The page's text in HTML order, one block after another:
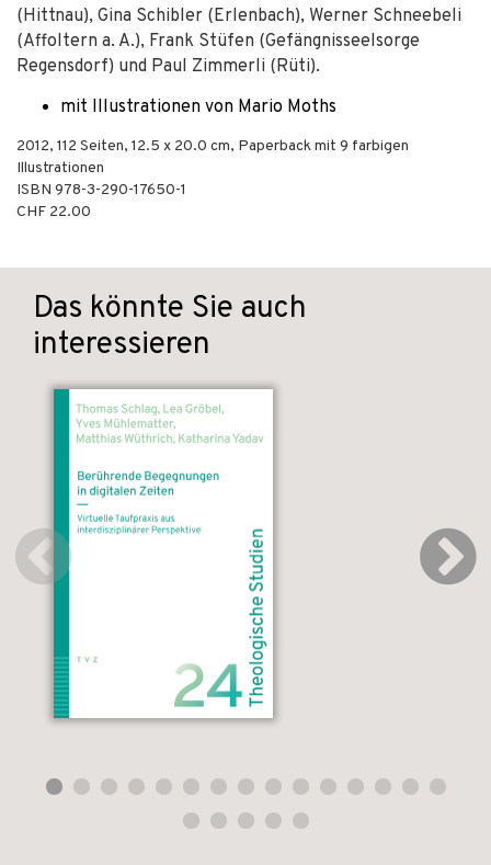
(Hittnau), Gina Schibler (Erlenbach), Werner Schneebeli
(Affoltern a. A.), Frank Stüfen (Gefängnisseelsorge
Regensdorf) und Paul Zimmerli (Rüti).
mit Illustrationen von Mario Moths
2012, 112 Seiten, 12.5 x 20.0 cm, Paperbackmit 9 farbigen
Illustrationen
ISBN 978-3-290-17650-1
CHF 22.00
Das könnte Sie auch
interessieren